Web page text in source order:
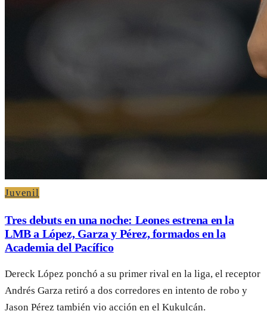
Juvenil
Tres debuts en una noche: Leones estrena en la
LMB a López, Garza y Pérez, formados en la
Academia del Pacífico
Dereck López ponchó a su primer rival en la liga, el receptor
Andrés Garza retiró a dos corredores en intento de robo y
Jason Pérez también vio acción en el Kukulcán.